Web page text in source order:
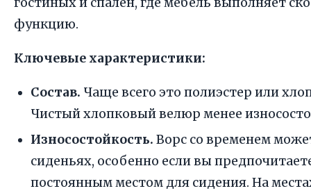
функцию.
Ключевые характеристики:
Состав. Чаще всего это полиэстер или
Чистый хлопковый велюр менее
Износостойкость. Ворс со временем
сиденьях, особенно если вы
постоянным местом для сидения. На